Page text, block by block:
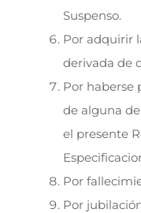
Suspenso.
Por adquirir
derivada de
Por haberse
de alguna
el presente
Por
Por